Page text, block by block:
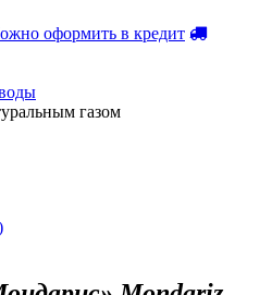
оформить в кредит
газом